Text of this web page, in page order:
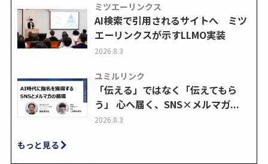
ミツエーリンクス
AI検索で引用されるサイトへ ミツ
エーリンクスが示すLLMO実装
2026.8.3
ユミルリンク
「伝える」ではなく「伝えてもら
う」 心へ届く、SNS×メルマガ...
2026.8.3
もっと見る